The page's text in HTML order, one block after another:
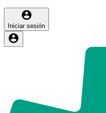
Iniciar sesión